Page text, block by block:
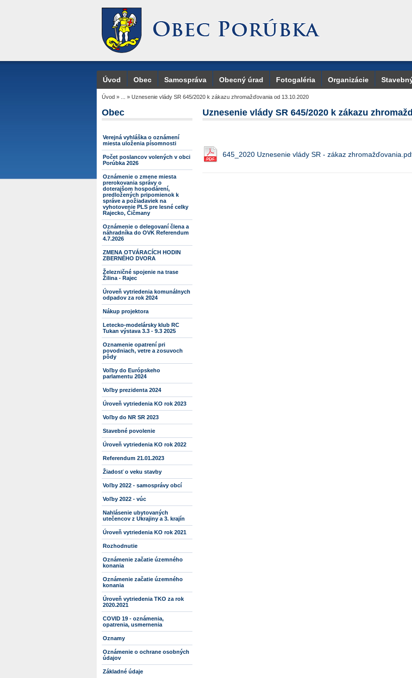
Úvod Obec Samospráva Obecný úrad Fotogaléria Organizácie
Úvod » » Uznesenie vlády SR 645/2020 k zákazu zhromažďovania od 13.10.2020
Obec
Verejná vyhláška o oznámení
miesta uloženia písomnosti
Počet poslancov volených v obci
Porúbka 2026
Oznámenie o zmene miesta
prerokovania správy o
doterajšom hospodárení,
predložených pripomienok k
správe a požiadaviek na
vyhotovenie PLS pre lesné celky
Rajecko, Čičmany
Oznámenie o delegovaní člena a
náhradníka do OVK Referendum
4.7.2026
ZMENA OTVÁRACÍCH HODIN
ZBERNÉHO DVORA
Železničné spojenie na trase
Žilina - Rajec
Úroveň vytriedenia komunálnych
odpadov za rok 2024
Nákup projektora
Letecko-modelársky klub RC
Tukan výstava 3.3 - 9.3 2025
Oznamenie opatrení pri
povodniach, vetre a zosuvoch
pôdy
Voľby do Európskeho
parlamentu 2024
Voľby prezidenta 2024
Úroveň vytriedenia KO rok 2023
Voľby do NR SR 2023
Stavebné povolenie
Úroveň vytriedenia KO rok 2022
Referendum 21.01.2023
Žiadosť o veku stavby
Voľby 2022 - samosprávy obcí
Voľby 2022 - vúc
Nahlásenie ubytovaných
utečencov z Ukrajiny a 3. krajín
Úroveň vytriedenia KO rok 2021
Rozhodnutie
Oznámenie začatie územného
konania
Oznámenie začatie územného
konania
Úroveň vytriedenia TKO za rok
2020.2021
COVID 19 - oznámenia,
opatrenia, usmernenia
Oznamy
Oznámenie o ochrane osobných
údajov
Základné údaje
Uznesenie vlády SR 645/2020 k zákazu
645_2020 Uznesenie vlády SR - zákaz